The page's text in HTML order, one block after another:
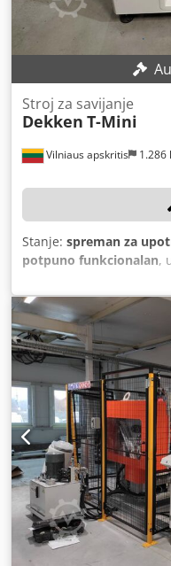
Vilniaus apskritis 1.286
Stroj za savijanje
Dekken T-Mini
Stanje: spreman za
potpuno funkcionalan,
,
kapacitet:650 jedinica/h
Kapacitet savijanja: 650
Djdpezmr Evefx Afkeck
1.011 mm Napajanje:
0,7 kW OPREMA
savijanja